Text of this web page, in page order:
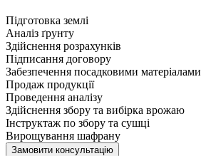
Підготовка землі
Аналіз ґрунту
Здійснення розрахунків
Підписання договору
Забезпечення посадковими матеріалами
Продаж продукції
Проведення аналізу
Здійснення збору та вибірка врожаю
Інструктаж по збору та сушці
Вирощування шафрану
Замовити консультацію